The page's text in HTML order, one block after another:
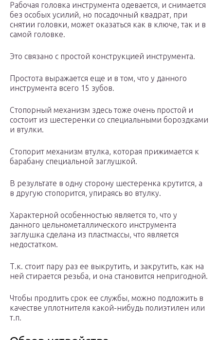
Рабочая головка инструмента одевается, и снимается
без особых усилий, но посадочный квадрат, при
снятии головки, может оказаться как в ключе, так и в
самой головке.
Это связано с простой конструкцией инструмента.
Простота выражается еще и в том, что у данного
инструмента всего 15 зубов.
Стопорный механизм здесь тоже очень простой и
состоит из шестеренки со специальными бороздками
и втулки.
Стопорит механизм втулка, которая прижимается к
барабану специальной заглушкой.
В результате в одну сторону шестеренка крутится, а
в другую стопорится, упираясь во втулку.
Характерной особенностью является то, что у
данного цельнометаллического инструмента
заглушка сделана из пластмассы, что является
недостатком.
Т.к. стоит пару раз ее выкрутить, и закрутить, как на
ней стирается резьба, и она становится непригодной.
Чтобы продлить срок ее службы, можно подложить в
качестве уплотнителя какой-нибудь полиэтилен или
т.п.